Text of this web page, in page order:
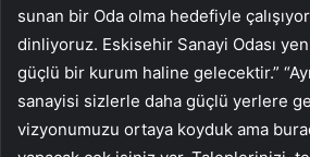
sunan bir Oda olma hedefiyle
dinliyoruz. Eskisehir Sanayi Odası
güçlü bir kurum haline gelecektir.”
sanayisi sizlerle daha güçlü yerlere
vizyonumuzu ortaya koyduk ama